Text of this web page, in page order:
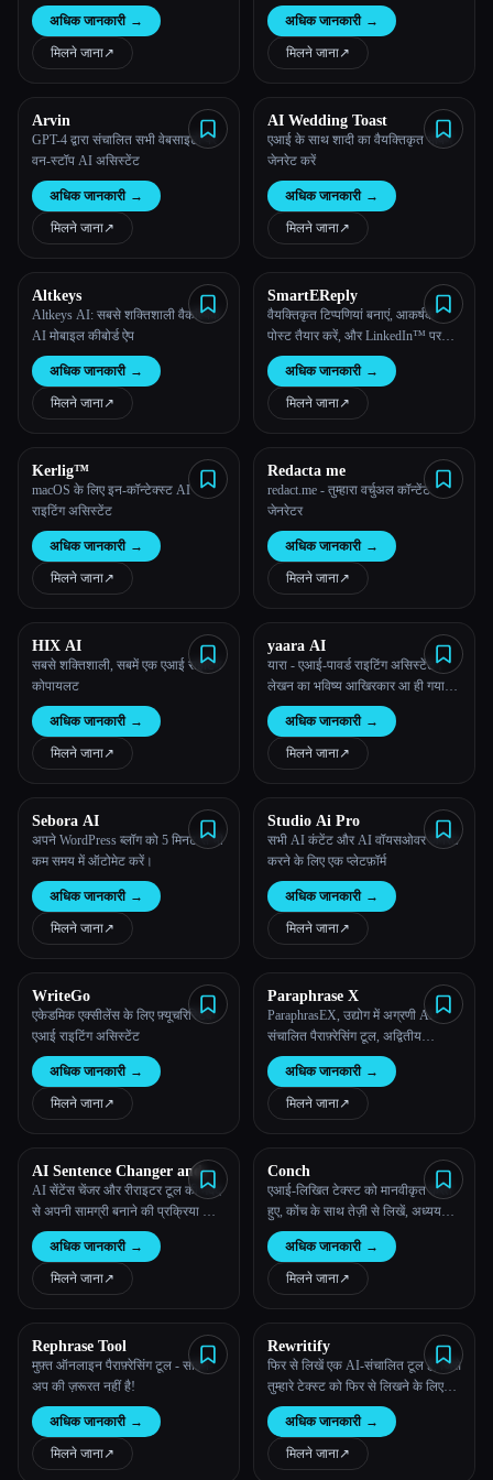
अधिक जानकारी →
मिलने जाना↗︎
अनोखी चुनौतियों को समझकर, उन्हें
अनुकूलित सहायता प्रदान करके उन्हें
सशक्त बनाने के लिए डिज़ाइन किया गया
है।
अधिक जानकारी →
मिलने जाना↗︎
Arvin
GPT-4 द्वारा संचालित सभी वेबसाइटों पर
वन-स्टॉप AI असिस्टेंट
अधिक जानकारी →
मिलने जाना↗︎
AI Wedding Toast
एआई के साथ शादी का वैयक्तिकृत भाषण
जेनरेट करें
अधिक जानकारी →
मिलने जाना↗︎
Altkeys
Altkeys AI: सबसे शक्तिशाली वैकल्पिक
AI मोबाइल कीबोर्ड ऐप
अधिक जानकारी →
मिलने जाना↗︎
SmartEReply
वैयक्तिकृत टिप्पणियां बनाएं, आकर्षक
पोस्ट तैयार करें, और LinkedIn™ पर
आसानी से DM प्रबंधित करें।
अधिक जानकारी →
मिलने जाना↗︎
Kerlig™
macOS के लिए इन-कॉन्टेक्स्ट AI
राइटिंग असिस्टेंट
अधिक जानकारी →
मिलने जाना↗︎
Redacta me
redact.me - तुम्हारा वर्चुअल कॉन्टेंट
जेनरेटर
अधिक जानकारी →
मिलने जाना↗︎
HIX AI
सबसे शक्तिशाली, सबमें एक एआई राइटिंग
कोपायलट
अधिक जानकारी →
मिलने जाना↗︎
yaara AI
यारा - एआई-पावर्ड राइटिंग असिस्टेंट।
लेखन का भविष्य आखिरकार आ ही गया
है।
अधिक जानकारी →
मिलने जाना↗︎
Sebora AI
अपने WordPress ब्लॉग को 5 मिनट से भी
कम समय में ऑटोमेट करें।
अधिक जानकारी →
मिलने जाना↗︎
Studio Ai Pro
सभी AI कंटेंट और AI वॉयसओवर जेनरेट
करने के लिए एक प्लेटफ़ॉर्म
अधिक जानकारी →
मिलने जाना↗︎
WriteGo
एकेडमिक एक्सीलेंस के लिए फ़्यूचरिस्टिक
एआई राइटिंग असिस्टेंट
अधिक जानकारी →
मिलने जाना↗︎
Paraphrase X
ParaphrasEX, उद्योग में अग्रणी AI-
संचालित पैराफ़्रेसिंग टूल, अद्वितीय
सटीकता के साथ सटीक रीवर्डिंग प्रदान
करता है।
अधिक जानकारी →
मिलने जाना↗︎
AI Sentence Changer and
Rewriter Tool
AI सेंटेंस चेंजर और रीराइटर टूल की मदद
से अपनी सामग्री बनाने की प्रक्रिया को
ट्रांसफ़ॉर्म करें। बिना किसी परेशानी के
अनोखे बदलाव जेनरेट करें!
अधिक जानकारी →
मिलने जाना↗︎
Conch
एआई-लिखित टेक्स्ट को मानवीकृत करते
हुए, कोंच के साथ तेज़ी से लिखें, अध्ययन
करें और रिसर्च करें
अधिक जानकारी →
मिलने जाना↗︎
Rephrase Tool
मुफ़्त ऑनलाइन पैराफ़्रेसिंग टूल - साइन-
अप की ज़रूरत नहीं है!
अधिक जानकारी →
मिलने जाना↗︎
Rewritify
फिर से लिखें एक AI-संचालित टूल है, जिसे
तुम्हारे टेक्स्ट को फिर से लिखने के लिए
डिज़ाइन किया गया है, यह सुनिश्चित करता
है कि यह साहित्यिक चोरी से मुक्त है और
पढ़ने में आसान है।
अधिक जानकारी →
मिलने जाना↗︎